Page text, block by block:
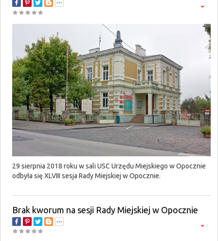
29 sierpnia 2018 roku w sali USC Urzędu Miejskiego w Opocznie
odbyła się XLVIII sesja Rady Miejskiej w Opocznie.
Brak kworum na sesji Rady Miejskiej w Opocznie